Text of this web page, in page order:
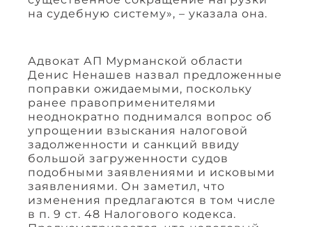
на судебную систему», – указала она.
Адвокат АП Мурманской области
Денис Ненашев назвал предложенные
поправки ожидаемыми, поскольку
ранее правоприменителями
неоднократно поднимался вопрос об
упрощении взыскания налоговой
задолженности и санкций ввиду
большой загруженности судов
подобными заявлениями и исковыми
заявлениями. Он заметил, что
изменения предлагаются в том числе
в п. 9 ст. 48 Налогового кодекса.